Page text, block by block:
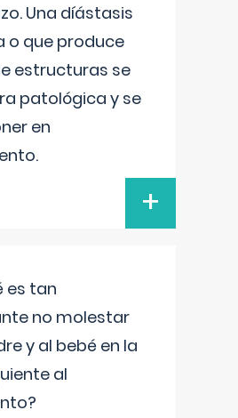
Una díástasis
o que produce
estructuras se
patológica y se
en
+
es tan
no molestar
y al bebé en la
al